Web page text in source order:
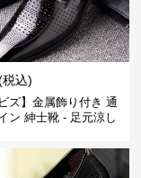
税込)
ズ】金属飾り付き 通
ン 紳士靴 - 足元涼し